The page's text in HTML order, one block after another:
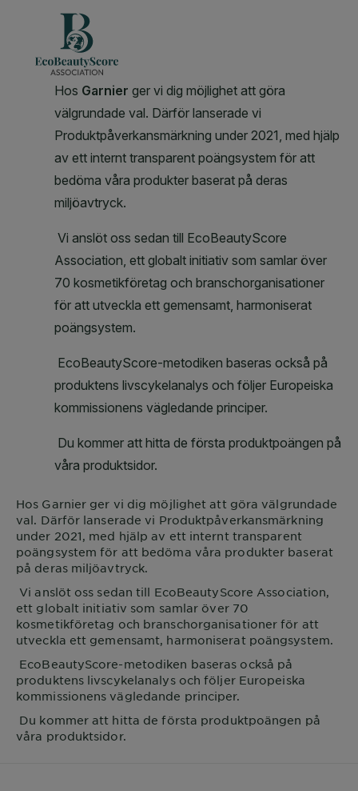
Hos Garnier ger vi dig möjlighet att göra välgrundade
val. Därför lanserade vi Produktpåverkansmärkning
under 2021, med hjälp av ett internt transparent
poängsystem för att bedöma våra produkter baserat
på deras miljöavtryck.
Vi anslöt oss sedan till EcoBeautyScore Association,
ett globalt initiativ som samlar över 70
kosmetikföretag och branschorganisationer för att
utveckla ett gemensamt, harmoniserat poängsystem.
EcoBeautyScore-metodiken baseras också på
produktens livscykelanalys och följer Europeiska
kommissionens vägledande principer.
Du kommer att hitta de första produktpoängen på
våra produktsidor.